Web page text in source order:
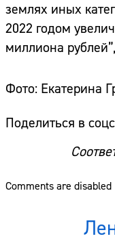
землях иных
2022 годом
миллиона
Фото: Екатерина
Поделиться в
Comments are disabled